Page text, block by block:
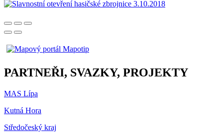
PARTNEŘI, SVAZKY, PROJEKTY
MAS Lípa
Kutná Hora
Středočeský kraj